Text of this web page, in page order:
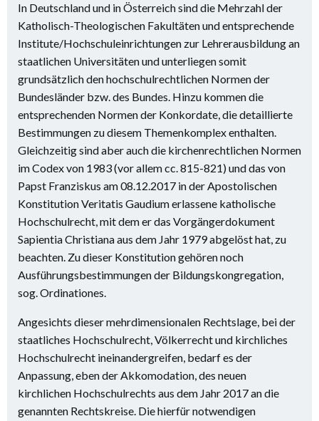
In Deutschland und in Österreich sind die Mehrzahl der
Katholisch-Theologischen Fakultäten und entsprechende
Institute/Hochschuleinrichtungen zur Lehrerausbildung an
staatlichen Universitäten und unterliegen somit
grundsätzlich den hochschulrechtlichen Normen der
Bundesländer bzw. des Bundes. Hinzu kommen die
entsprechenden Normen der Konkordate, die detaillierte
Bestimmungen zu diesem Themenkomplex enthalten.
Gleichzeitig sind aber auch die kirchenrechtlichen Normen
im Codex von 1983 (vor allem cc. 815-821) und das von
Papst Franziskus am 08.12.2017 in der Apostolischen
Konstitution Veritatis Gaudium erlassene katholische
Hochschulrecht, mit dem er das Vorgängerdokument
Sapientia Christiana aus dem Jahr 1979 abgelöst hat, zu
beachten. Zu dieser Konstitution gehören noch
Ausführungsbestimmungen der Bildungskongregation,
sog. Ordinationes.
Angesichts dieser mehrdimensionalen Rechtslage, bei der
staatliches Hochschulrecht, Völkerrecht und kirchliches
Hochschulrecht ineinandergreifen, bedarf es der
Anpassung, eben der Akkomodation, des neuen
kirchlichen Hochschulrechts aus dem Jahr 2017 an die
genannten Rechtskreise. Die hierfür notwendigen